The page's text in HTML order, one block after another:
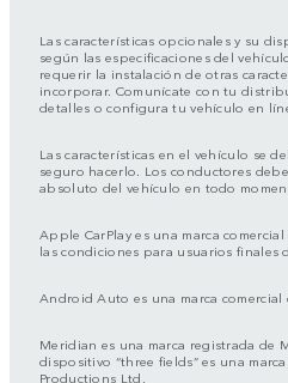
Las características opcionales y su
según las especificaciones del
requerir la instalación de otras
incorporar. Comunícate con tu
detalles o configura tu vehículo en
Las características en el vehículo se
seguro hacerlo. Los conductores
absoluto del vehículo en todo
Apple CarPlay es una marca
las condiciones para usuarios finales
Android Auto es una marca comercial
Meridian es una marca registrada de
dispositivo “three fields” es una
Productions Ltd.